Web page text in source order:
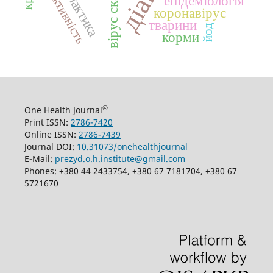
вірус сказу тварини
коронавірус
корми йод
One Health Journal©
Print ISSN: 2786-7420
Online ISSN: 2786-7439
Journal DOI: 10.31073/onehealthjournal
E-Mail: prezyd.o.h.institute@gmail.com
Phones: +380 44 2433754, +380 67 7181704, +380 67
5721670